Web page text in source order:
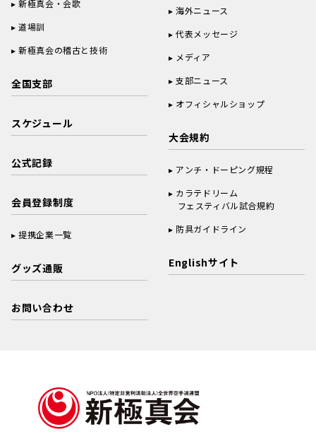
新極真会・会歌
道場訓
新極真会の稽古と技術
全国支部
スケジュール
公式記録
会員登録制度
提携企業一覧
グッズ通販
お問い合わせ
海外ニュース
代表メッセージ
メディア
支部ニュース
オフィシャルショップ
大会規約
アンチ・ドーピング規程
カラテドリーム
フェスティバル試合規約
防具ガイドライン
Englishサイト